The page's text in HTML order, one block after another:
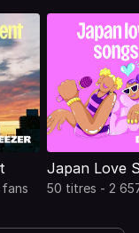
Japan Love
50 titres - 2